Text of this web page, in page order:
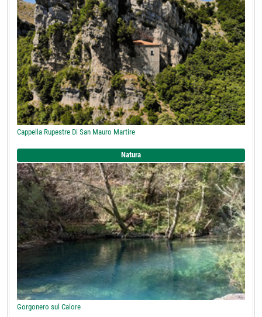
Cappella Rupestre Di San Mauro Martire
Natura
Gorgonero sul Calore